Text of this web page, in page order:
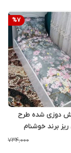
%7
دوزی شده طرح
برند خوشنام
۷۳۴٬۰۰۰